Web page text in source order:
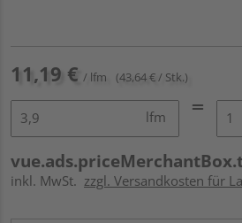
11,19 € / lfm (43,64 € / Stk.)
lfm
inkl. MwSt. zzgl. Versandkosten für